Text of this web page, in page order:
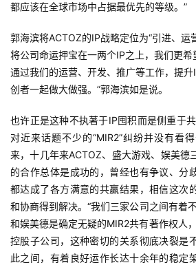
游
业
界
手
机
游
戏
单
机
游
戏
都应该在全球市场中占据最优先的等级。”
郭海滨将ACTOZ的IP战略定位为“引进、运
将公司命运押宝在一两个IP之上，我们更希
通过我们的运营、开发、推广等工作，提
创者一起做大做强。”郭海滨如是说。
也许正是这种不执著于IP囤积而是侧重于
对近来话题不少的“MIR2”纠纷并没有看
来，十几年来ACTOZ、盛大游戏、娱美德
的合作总体是成功的，曾经也有争议、分
都达成了各方满意的共赢结果，相信这次
和协商得到解决。“我们三家公司之间有着
和娱美德是确定无疑的MIR2共有著作权人
控股子公司，这种密切的关系彻底决裂是
此之间，有着良好运作长达十余年的稳定